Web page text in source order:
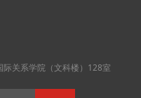
关系学院（文科楼）128室